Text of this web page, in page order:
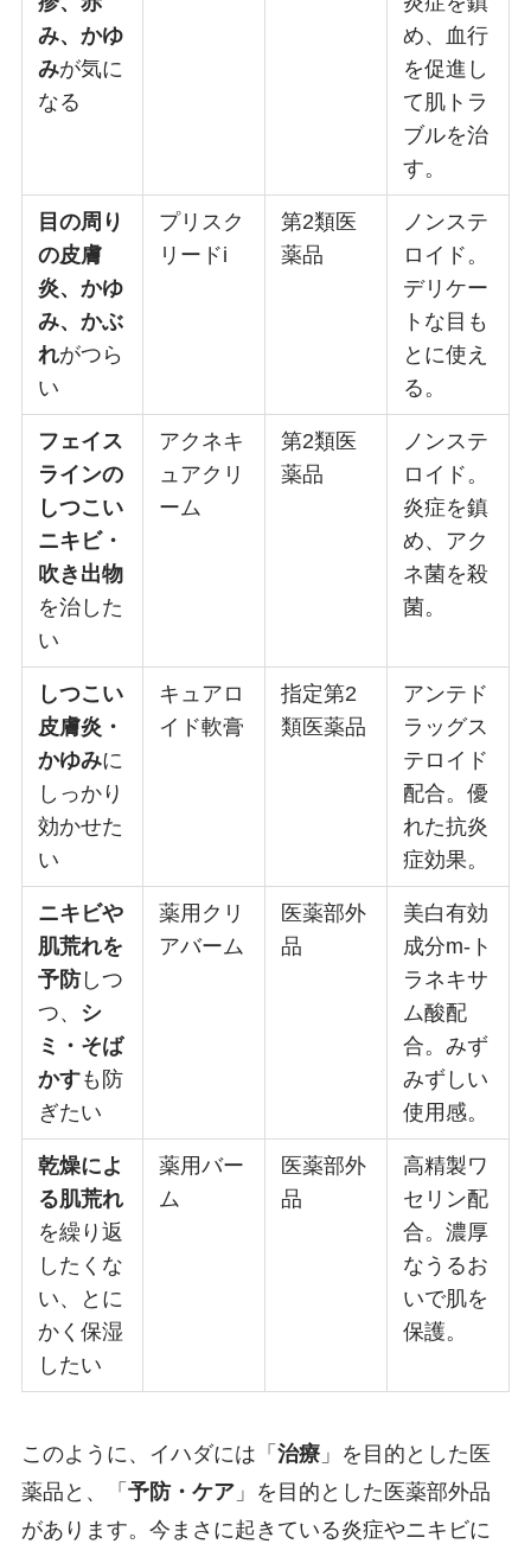
み、かゆ
みが気に
なる
め、血行
を促進し
て肌トラ
ブルを治
す。
目の周り
の皮膚
炎、かゆ
み、かぶ
れがつら
い
プリスク
リードi
第2類医
薬品
ノンステ
ロイド。
デリケー
トな目も
とに使え
る。
フェイス
ラインの
しつこい
ニキビ・
吹き出物
を治した
い
アクネキ
ュアクリ
ーム
第2類医
薬品
ノンステ
ロイド。
炎症を鎮
め、アク
ネ菌を殺
菌。
しつこい
皮膚炎・
かゆみに
しっかり
効かせた
い
キュアロ
イド軟膏
指定第2
類医薬品
アンテド
ラッグス
テロイド
配合。優
れた抗炎
症効果。
ニキビや
肌荒れを
予防 しつ
つ、 シ
ミ・そば
かすも防
ぎたい
薬用クリ
アバーム
医薬部外
品
美白有効
成分m-ト
ラネキサ
ム酸配
合。みず
みずしい
使用感。
乾燥によ
る肌荒れ
を繰り返
したくな
い、とに
かく保湿
したい
薬用バー
ム
医薬部外
品
高精製ワ
セリン配
合。濃厚
なうるお
いで肌を
保護。
このように、イハダには「 治療」を目的とした医
薬品と、「 予防・ケア」を目的とした医薬部外品
があります。今まさに起きている炎症やニキビに